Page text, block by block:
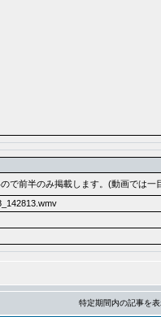
で前半のみ掲載します。(動画では一
特定期間内の記事を表